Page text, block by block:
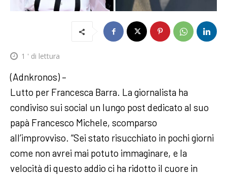
1 ' di lettura
(Adnkronos) –
Lutto per Francesca Barra. La giornalista ha
condiviso sui social un lungo post dedicato al suo
papà Francesco Michele, scomparso
all’improvviso. “Sei stato risucchiato in pochi giorni
come non avrei mai potuto immaginare, e la
velocità di questo addio ci ha ridotto il cuore in